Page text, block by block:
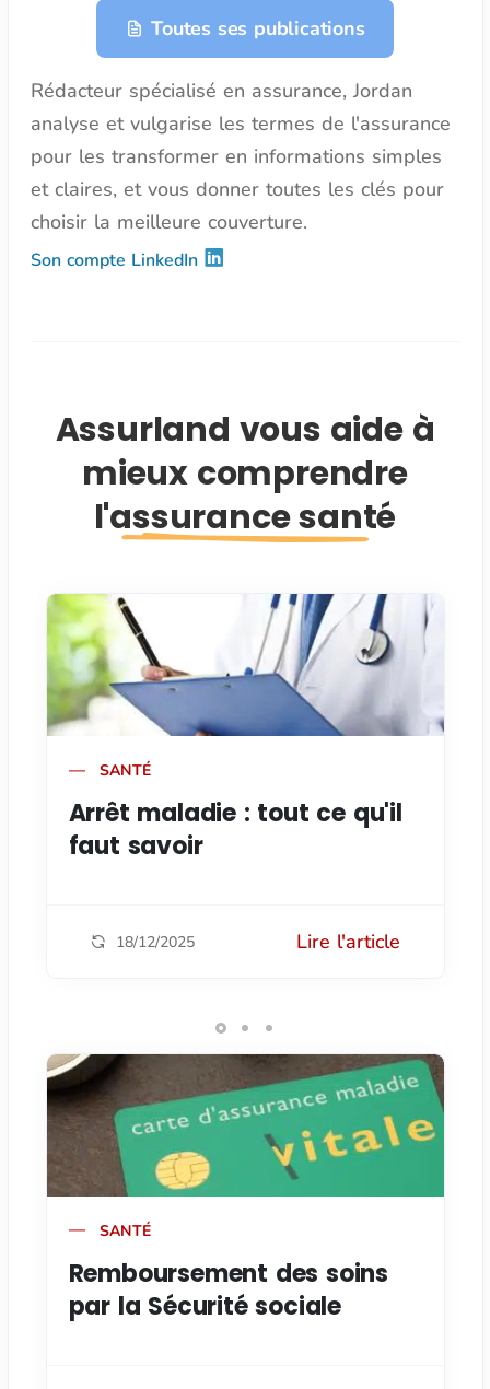
Toutes ses publications
Rédacteur spécialisé en assurance, Jordan
analyse et vulgarise les termes de l'assurance
pour les transformer en informations simples
et claires, et vous donner toutes les clés pour
choisir la meilleure couverture.
Son compte LinkedIn
Assurland vous aide à
mieux comprendre
l'assurance santé
SANTÉ
Arrêt maladie : tout ce qu'il
faut savoir
18/12/2025 Lire l'article
SANTÉ
Remboursement des soins
par la Sécurité sociale